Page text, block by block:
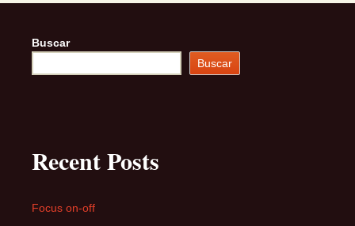
Buscar
Buscar
Recent Posts
Focus on-off